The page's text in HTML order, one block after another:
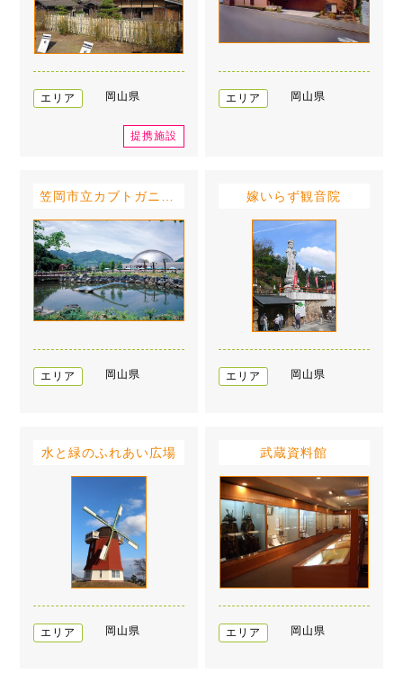
エリア 岡山県
提携施設
エリア 岡山県
エリア 岡山県
嫁いらず観音院
エリア 岡山県
水と緑のふれあい広場
エリア 岡山県
武蔵資料館
エリア 岡山県